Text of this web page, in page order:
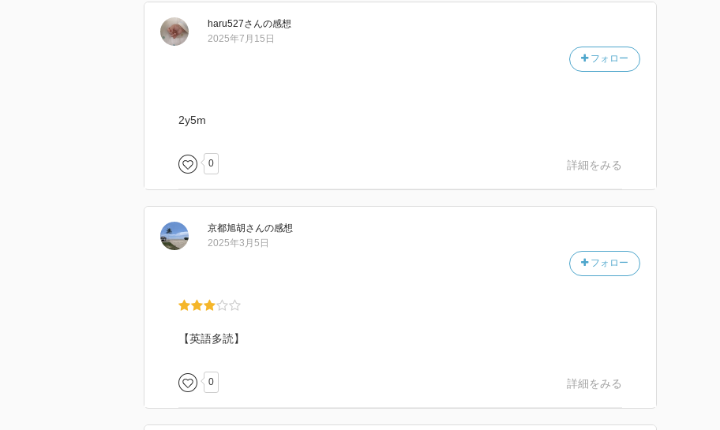
英語教室等なし
小学校の英語苦手（先生から指導あり）
haru527さんの感想
フォロー
2025年7月15日
2y5m
0 詳細をみる
京都旭胡 さんの感想
フォロー
2025年3月5日
【英語多読】
0 詳細をみる